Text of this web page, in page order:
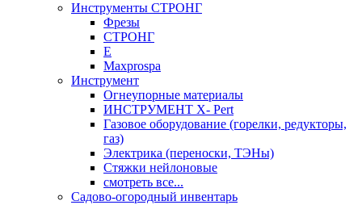
Инструменты СТРОНГ
Фрезы
СТРОНГ
Е
Maxprospa
Инструмент
Огнеупорные материалы
ИНСТРУМЕНТ X- Pert
Газовое оборудование (горелки, редукторы,
газ)
Электрика (переноски, ТЭНы)
Стяжки нейлоновые
смотреть все...
Садово-огородный инвентарь